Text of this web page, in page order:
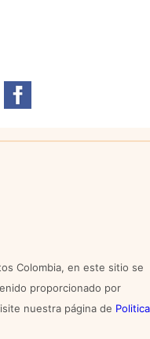
Colombia, en este sitio se
proporcionado por
nuestra página de Politica